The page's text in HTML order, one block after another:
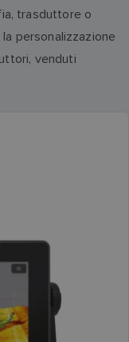
trasduttore o
personalizzazione
venduti